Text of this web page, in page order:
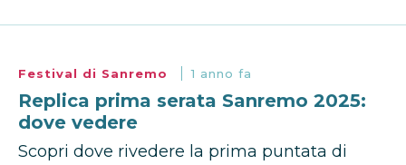
Festival di Sanremo 1 anno fa
Replica prima serata Sanremo 2025:
dove vedere
Scopri dove rivedere la prima puntata di